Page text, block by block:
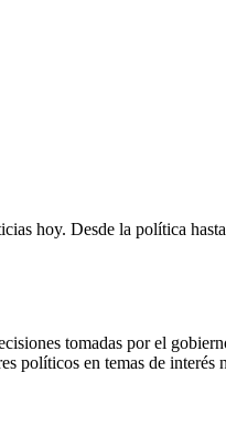
hoy. Desde la política
tomadas por el
políticos en temas de interés